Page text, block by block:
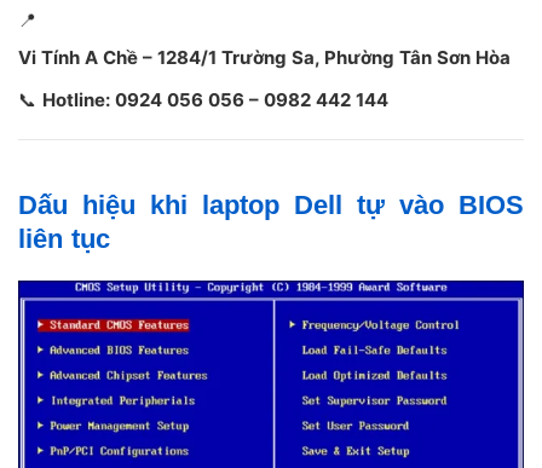
📍
Vi Tính A Chề – 1284/1 Trường Sa, Phường Tân Sơn Hòa
📞 Hotline: 0924 056 056 – 0982 442 144
Dấu hiệu khi laptop Dell tự vào BIOS
liên tục